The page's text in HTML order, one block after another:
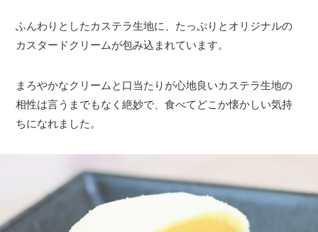
ふんわりとしたカステラ生地に、たっぷりとオリジナルの
カスタードクリームが包み込まれています。
まろやかなクリームと口当たりが心地良いカステラ生地の
相性は言うまでもなく絶妙で、食べてどこか懐かしい気持
ちになれました。